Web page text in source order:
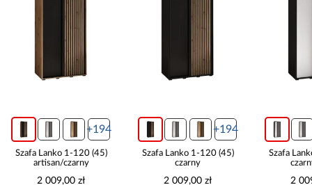
+194
Szafa Lanko 1-120 (45)
artisan/czarny
2 009,00 zł
+194
Szafa Lanko 1-120 (45)
czarny
2 009,00 zł
Szafa
2